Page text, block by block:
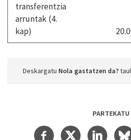
transferentzia
arruntak (4.
kap)
Deskargatu Nola gastatzen da?
PARTEKATU